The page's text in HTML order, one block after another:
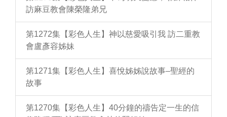
訪麻豆教會陳榮隆弟兄
第1272集【彩色人生】神以慈愛吸引我 訪二重教
會盧彥容姊妹
第1271集【彩色人生】喜悅姊姊說故事–聖經的
故事
第1270集【彩色人生】40分鐘的禱告定一生的信